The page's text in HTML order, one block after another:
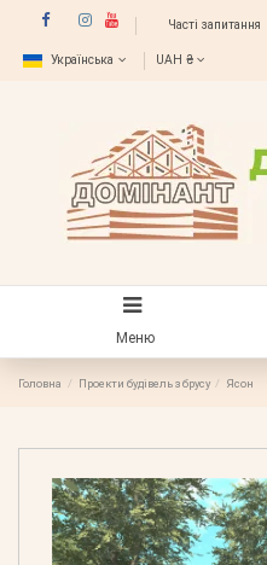
Часті запитання
Українська UAH ₴
Меню
Головна Проекти будівель з брусу Ясон